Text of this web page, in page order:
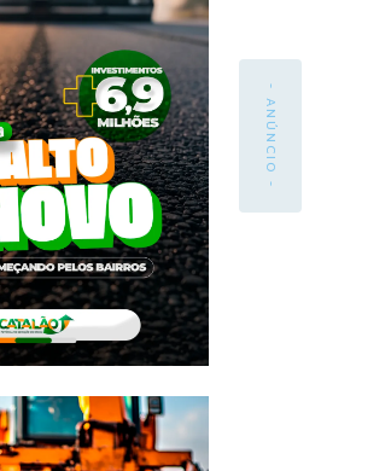
- ANÚNCIO -